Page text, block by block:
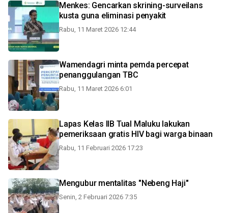
Menkes: Gencarkan skrining-surveilans
kusta guna eliminasi penyakit
Rabu, 11 Maret 2026 12:44
Wamendagri minta pemda percepat
penanggulangan TBC
Rabu, 11 Maret 2026 6:01
Lapas Kelas IIB Tual Maluku lakukan
pemeriksaan gratis HIV bagi warga binaan
Rabu, 11 Februari 2026 17:23
Mengubur mentalitas "Nebeng Haji"
Senin, 2 Februari 2026 7:35